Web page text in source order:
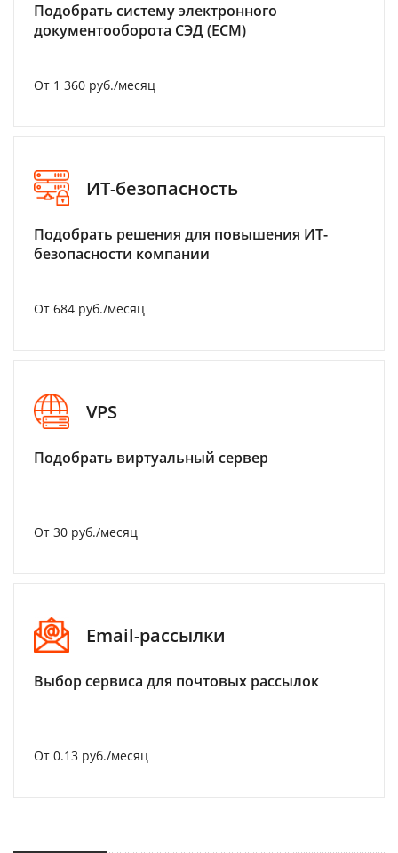
Подобрать систему электронного
документооборота СЭД (ECM)
От 1 360 руб./месяц
ИТ-безопасность
Подобрать решения для повышения ИТ-
безопасности компании
От 684 руб./месяц
VPS
Подобрать виртуальный сервер
От 30 руб./месяц
Email-рассылки
Выбор сервиса для почтовых рассылок
От 0.13 руб./месяц